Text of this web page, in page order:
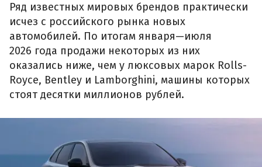
Ряд известных мировых брендов практически
исчез с российского рынка новых
автомобилей. По итогам января—июля
2026 года продажи некоторых из них
оказались ниже, чем у люксовых марок Rolls-
Royce, Bentley и Lamborghini, машины которых
стоят десятки миллионов рублей.